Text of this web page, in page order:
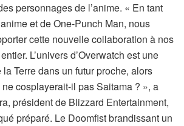
personnages de l’anime. « En tant
et de One-Punch Man, nous
cette nouvelle collaboration à nos
L’univers d’Overwatch est une
Terre dans un futur proche, alors
cosplayerait-il pas Saitama ? », a
président de Blizzard Entertainment,
préparé. Le Doomfist brandissant un